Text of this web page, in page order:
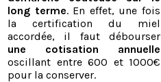
long terme. En effet, une fois
la certification du miel
accordée, il faut débourser
une cotisation annuelle
oscillant entre 600 et 1000€
pour la conserver.